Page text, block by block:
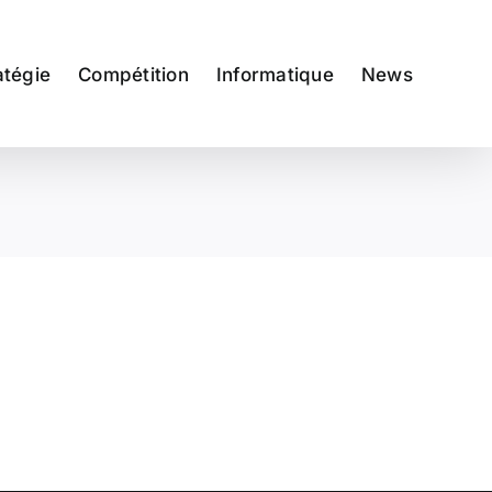
Compétition Informatique News